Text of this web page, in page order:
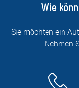
Wie
Sie möchten ein
Nehmen